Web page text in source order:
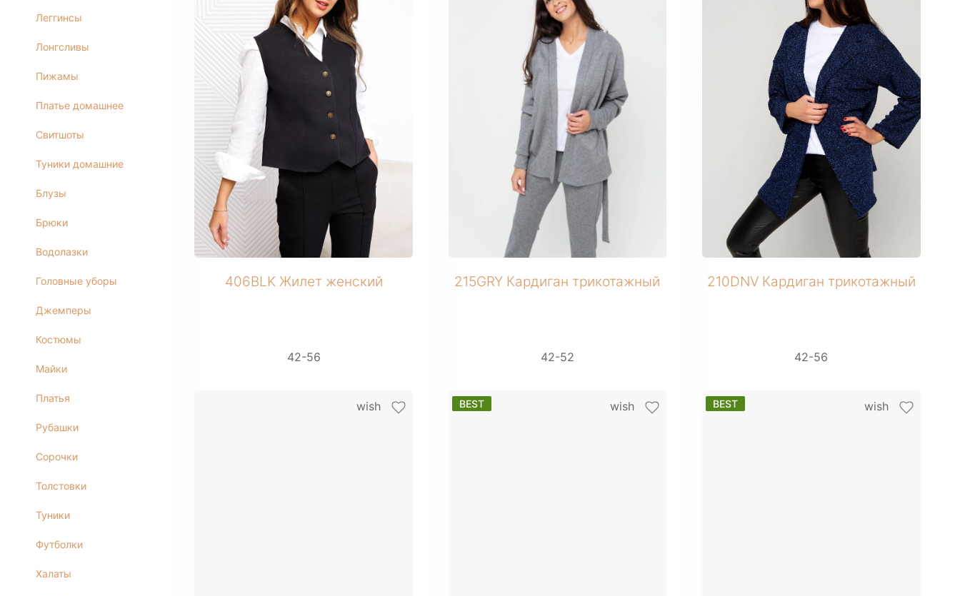
Майки
Рубашки
Сорочки
Туники
Футболки
Шорты
Юбки
Футболки
ДЕТСКОЕ
Костюмы
Футболки
Леггинсы
Лонгсливы
Пижамы
Платье домашнее
Свитшоты
Туники домашние
Блузы
Брюки
Водолазки
Головные уборы
Джемперы
Костюмы
Майки
Платья
Рубашки
Сорочки
Толстовки
Туники
Футболки
Халаты
406BLK Жилет женский
42-56
+ 6 фото
215GRY Кардиган трикотажный
42-52
+ 1 фото
210DNV Кардиган трикотажный
42-56
+ 3 фото
wish wish
BEST wish
BEST